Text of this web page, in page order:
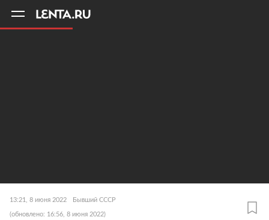
13:21, 8 июня 2022 Бывший СССР
(обновлено: 16:56, 8 июня 2022)